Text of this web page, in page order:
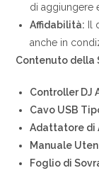
di aggiungere
Affidabilità: Il
anche in
Contenuto della
Controller DJ
Cavo USB
Adattatore di
Manuale
Foglio di